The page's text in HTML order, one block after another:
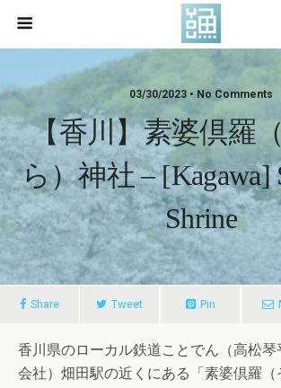
03/30/2023 • No Comments
【香川】素婆倶羅
ら）神社 – [Kagawa]
Shrine
Share Tweet Pin
香川県のローカル鉄道ことでん（高松
会社）畑田駅の近くにある「素婆倶羅（